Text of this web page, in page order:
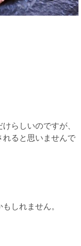
らしいのですが、
れると思いませんで
しれません。